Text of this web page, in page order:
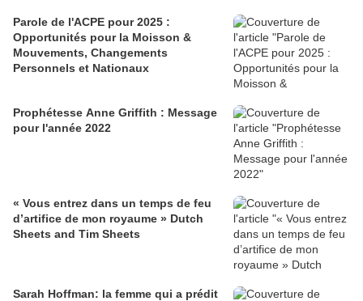
Parole de l'ACPE pour 2025 :
Opportunités pour la Moisson &
Mouvements, Changements
Personnels et Nationaux
Prophétesse Anne Griffith : Message
pour l'année 2022
« Vous entrez dans un temps de feu
d’artifice de mon royaume » Dutch
Sheets and Tim Sheets
Sarah Hoffman: la femme qui a prédit